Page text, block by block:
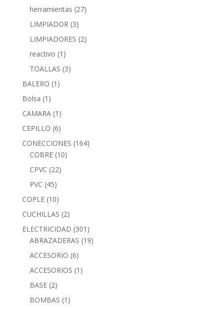
herramientas (27)
LIMPIADOR (3)
LIMPIADORES (2)
reactivo (1)
TOALLAS (3)
BALERO (1)
Bolsa (1)
CAMARA (1)
CEPILLO (6)
CONECCIONES (164)
COBRE (10)
CPVC (22)
PVC (45)
COPLE (10)
CUCHILLAS (2)
ELECTRICIDAD (301)
ABRAZADERAS (19)
ACCESORIO (6)
ACCESORIOS (1)
BASE (2)
BOMBAS (1)